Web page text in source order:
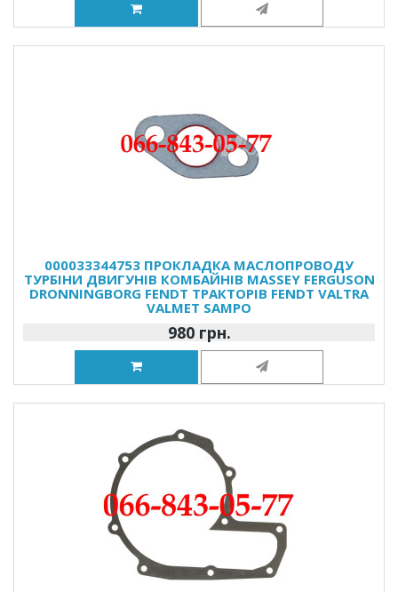
000033344753 ПРОКЛАДКА МАСЛОПРОВОДУ
ТУРБІНИ ДВИГУНІВ КОМБАЙНІВ MASSEY FERGUSON
DRONNINGBORG FENDT ТРАКТОРІВ FENDT VALTRA
VALMET SAMPO
980 грн.